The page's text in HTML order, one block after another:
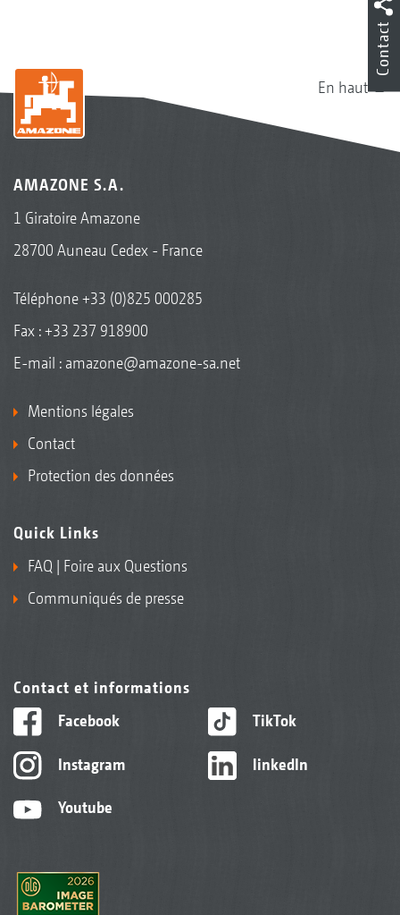
En haut
AMAZONE S.A.
1 Giratoire Amazone
28700 Auneau Cedex - France
Téléphone+33 (0)825 000285
Fax : +33 237 918900
E-mail : amazone@amazone-sa.net
Mentions légales
Contact
Protection des données
Quick Links
FAQ | Foire aux Questions
Communiqués de presse
Contact et informations
Facebook
Instagram
Youtube
TikTok
linkedIn
Contact